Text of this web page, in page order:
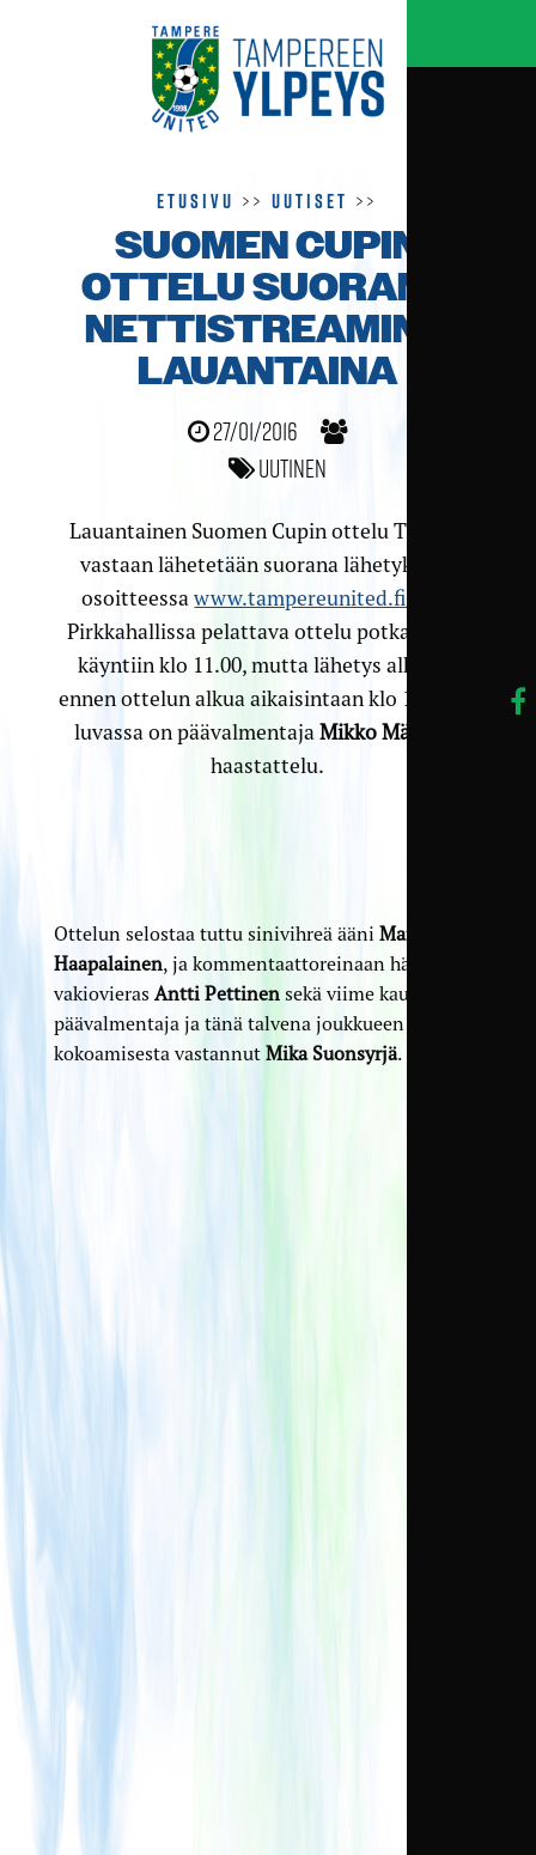
Etusivu >>Uutiset >>
SUOMEN CUPIN
OTTELU SUORANA
NETTISTREAMINA
LAUANTAINA
27/01/2016
Uutinen
Lauantainen Suomen Cupin ottelu TP-T:tä
vastaan lähetetään suorana lähetyksenä
osoitteessawww.tampereunited.fi/live
Pirkkahallissa pelattava ottelu potkaistaan
käyntiin klo 11.00, mutta lähetys alkaa jo
ennen ottelun alkua aikaisintaan klo 10.30, ja
luvassa on päävalmentajaMikko Mäkelän
haastattelu.
Ottelun selostaa tuttu sinivihreä ääni Manu
Haapalainen, ja kommentaattoreinaan hänellä on
vakiovieras Antti Pettinensekä viime kauden
päävalmentaja ja tänä talvena joukkueen
kokoamisesta vastannut Mika Suonsyrjä.